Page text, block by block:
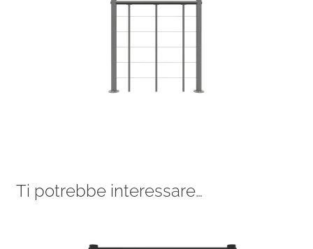
Ti potrebbe interessare…